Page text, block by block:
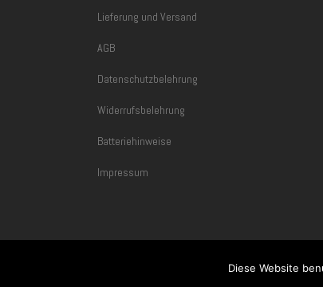
Lieferung und Versand
AGB
Datenschutzbelehrung
Widerrufsbelehrung
Batteriehinweise
Impressum
Diese Website